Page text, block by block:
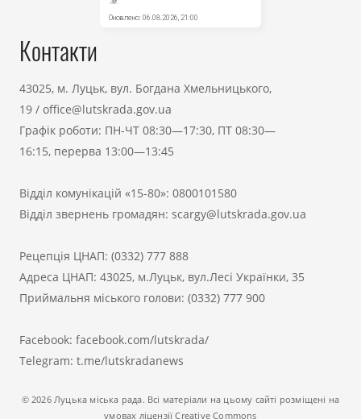
Контакти
43025, м. Луцьк, вул. Богдана Хмельницького,
19 / office@lutskrada.gov.ua
Графік роботи: ПН-ЧТ 08:30—17:30, ПТ 08:30—
16:15, перерва 13:00—13:45
Відділ комунікацій «15-80»: 0800101580
Відділ звернень громадян: scargy@lutskrada.gov.ua
Рецепція ЦНАП: (0332) 777 888
Адреса ЦНАП: 43025, м.Луцьк, вул.Лесі Українки, 35
Приймальня міського голови: (0332) 777 900
Facebook: facebook.com/lutskrada/
Telegram: t.me/lutskradanews
© 2026 Луцька міська рада. Всі матеріали на цьому сайті розміщені на
умовах ліцензії Creative Commons